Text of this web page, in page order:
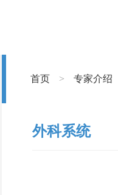
首页 > 专家介绍
外科系统